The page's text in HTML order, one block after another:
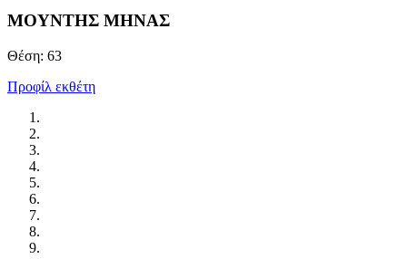
ΜΟΥΝΤΗΣ ΜΗΝΑΣ
Θέση: 63
Προφίλ εκθέτη